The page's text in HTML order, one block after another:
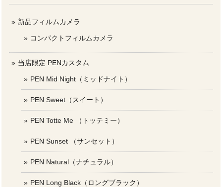
新品フィルムカメラ
コンパクトフィルムカメラ
当店限定 PENカスタム
PEN Mid Night（ミッドナイト）
PEN Sweet（スイート）
PEN Totte Me （トッテミー）
PEN Sunset （サンセット）
PEN Natural（ナチュラル）
PEN Long Black（ロングブラック）